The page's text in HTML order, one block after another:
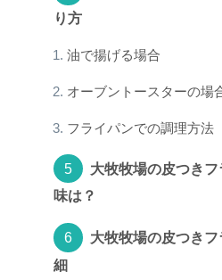
り方
油で揚げる場合
オーブントースターの場
フライパンでの調理方法
大牧牧場の皮つき
味は？
大牧牧場の皮つき
細